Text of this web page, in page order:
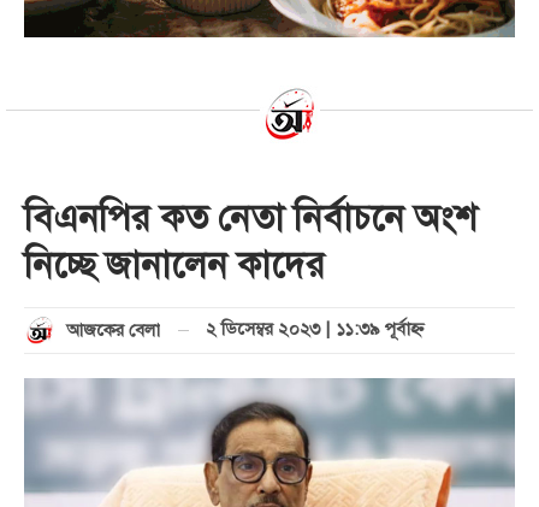
বিএনপির কত নেতা নির্বাচনে অংশ
নিচ্ছে জানালেন কাদের
আজকের বেলা ২ ডিসেম্বর ২০২৩ | ১১:৩৯ পূর্বাহ্ণ